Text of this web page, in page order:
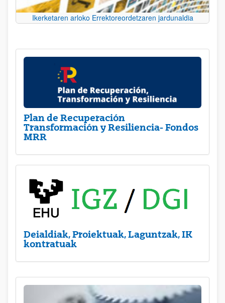
Ikerketaren arloko Errektoreordetzaren jardunaldia
Plan de Recuperación
Transformación y Resiliencia- Fondos
MRR
Deialdiak, Proiektuak, Laguntzak, IK
kontratuak